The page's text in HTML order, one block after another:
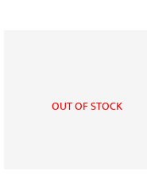
OUT OF STOCK